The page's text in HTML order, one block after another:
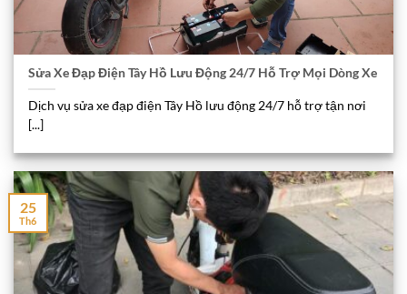
Sửa Xe Đạp Điện Tây Hồ Lưu Động 24/7 Hỗ Trợ Mọi Dòng Xe
Dịch vụ sửa xe đạp điện Tây Hồ lưu động 24/7 hỗ trợ tận nơi
[...]
25
Th6